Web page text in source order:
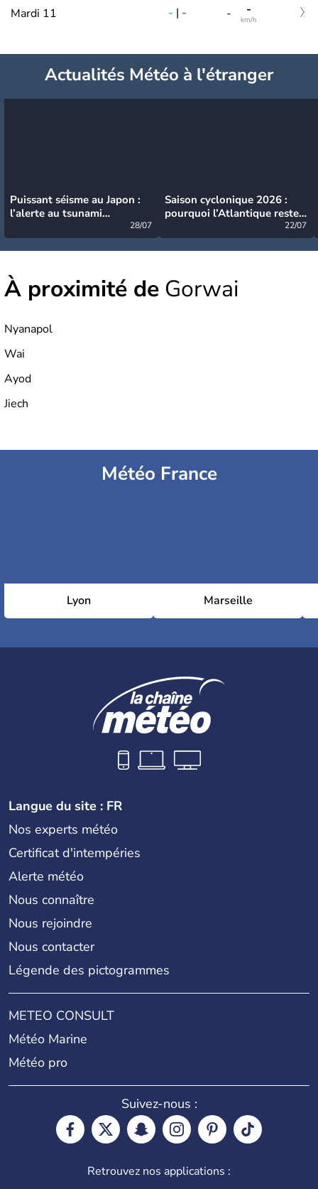
Mardi 11 - | - - -
km/h
Actualités Météo à l'étranger
Puissant séisme au Japon :
l’alerte au tsunami
28/07
Saison cyclonique 2026 :
pourquoi l’Atlantique reste
22/07
À proximité de Gorwai
Nyanapol
Wai
Ayod
Jiech
Météo France
Lyon Marseille
Langue du site : FR
Nos experts météo
Certificat d'intempéries
Alerte météo
Nous connaître
Nous rejoindre
Nous contacter
Légende des pictogrammes
METEO CONSULT
Météo Marine
Météo pro
Suivez-nous :
Retrouvez nos applications :